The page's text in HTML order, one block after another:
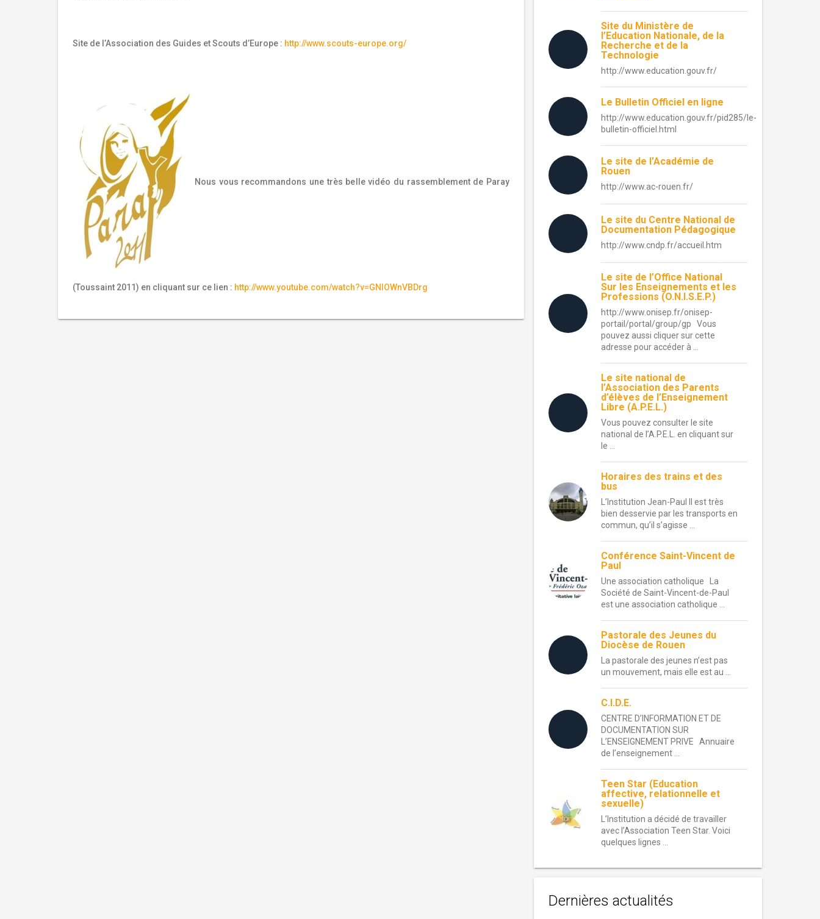
Site de l’Association des Guides et Scouts d’Europe : http://www.scouts-europe.org/
Nous vous recommandons une très belle vidéo du rassemblement de Paray
(Toussaint 2011) en cliquant sur ce lien : http://www.youtube.com/watch?v=GNIOWnVBDrg
Site du Ministère de
l’Education Nationale, de la
Recherche et de la
Technologie
http://www.education.gouv.fr/
Le Bulletin Officiel en ligne
http://www.education.gouv.fr/pid285/le-
bulletin-officiel.html
Le site de l’Académie de
Rouen
http://www.ac-rouen.fr/
Le site du Centre National de
Documentation Pédagogique
http://www.cndp.fr/accueil.htm
Le site de l’Office National
Sur les Enseignements et les
Professions (O.N.I.S.E.P.)
http://www.onisep.fr/onisep-
portail/portal/group/gp Vous
pouvez aussi cliquer sur cette
adresse pour accéder à ...
Le site national de
l’Association des Parents
d’élèves de l’Enseignement
Libre (A.P.E.L.)
Vous pouvez consulter le site
national de l’A.P.E.L. en cliquant sur
le ...
Horaires des trains et des
bus
L’Institution Jean-Paul II est très
bien desservie par les transports en
commun, qu’il s’agisse ...
Conférence Saint-Vincent de
Paul
Une association catholique La
Société de Saint-Vincent-de-Paul
est une association catholique ...
Pastorale des Jeunes du
Diocèse de Rouen
La pastorale des jeunes n’est pas
un mouvement, mais elle est au ...
C.I.D.E.
CENTRE D’INFORMATION ET DE
DOCUMENTATION SUR
L’ENSEIGNEMENT PRIVE Annuaire
de l’enseignement ...
Teen Star (Education
affective, relationnelle et
sexuelle)
L’Institution a décidé de travailler
avec l’Association Teen Star. Voici
quelques lignes ...
Dernières actualités